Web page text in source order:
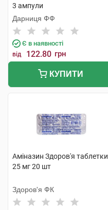
3 ампули
Дарниця ФФ
Є в наявності
від 122.80 грн
КУПИТИ
Аміназин Здоров'я таблетки
25 мг 20 шт
Здоров'я ФК